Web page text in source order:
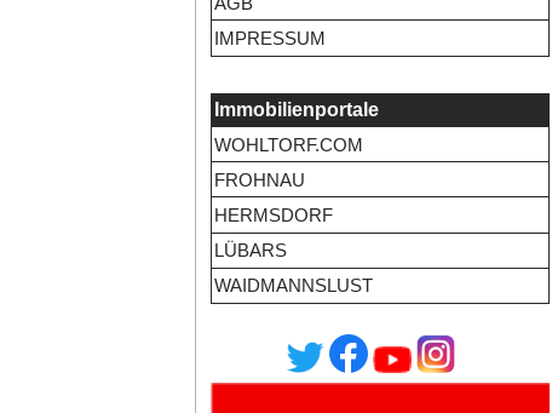
IMPRESSUM
Immobilienportale
WOHLTORF.COM
FROHNAU
HERMSDORF
LÜBARS
WAIDMANNSLUST